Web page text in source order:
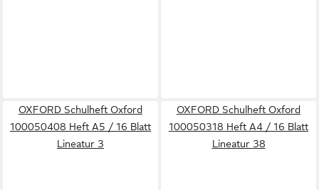
OXFORD Schulheft Oxford
100050408 Heft A5 / 16 Blatt
Lineatur 3
OXFORD Schulheft Oxford
100050318 Heft A4 / 16 Blatt
Lineatur 38